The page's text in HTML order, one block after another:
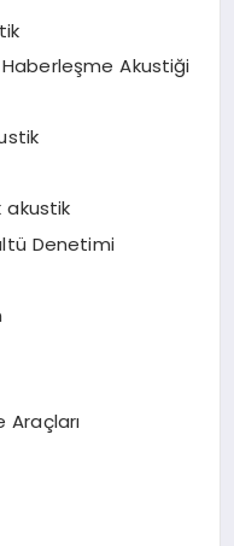
Akustiği
akustik
Denetimi